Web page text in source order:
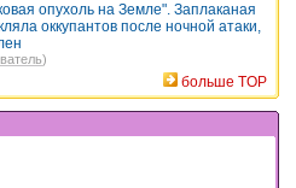
опухоль на Земле". Заплаканая
оккупантов после ночной атаки,
)
больше TOP